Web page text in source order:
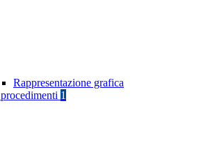
Rappresentazione grafica
1